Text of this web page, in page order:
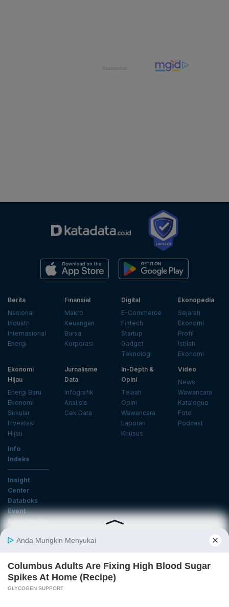
Berita
Nasional
Industri
Internasional
Energi
Finansial
Makro
Keuangan
Bursa
Korporasi
Digital
E-Commerce
Fintech
Startup
Gadget
Teknologi
Ekonopedia
Sejarah
Ekonomi
Profil
Istilah
Ekonomi
Ekonomi
Hijau
Energi Baru
Ekonomi
Sirkular
Investasi
Hijau
Jurnalisme
Data
Infografik
Analisis
Cek Data
In-Depth &
Opini
Telaah
Opini
Wawancara
Laporan
Khusus
Video
News
Wawancara
Katalogue
Foto
Podcast
Info
Indeks
Insight
Center
Databoks
Event
KatadataOto
Email
Daftar